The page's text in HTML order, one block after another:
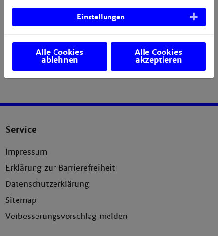
Service
Impressum
Erklärung zur Barrierefreiheit
Datenschutzerklärung
Sitemap
Verbesserungsvorschlag melden
Einstellungen
Alle Cookies
ablehnen
Alle Cookies
akzeptieren